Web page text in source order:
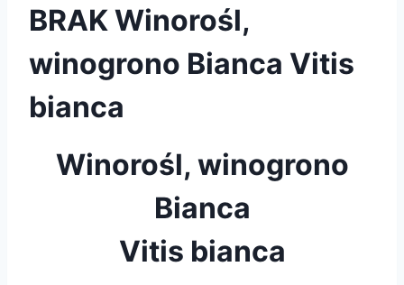
BRAK Winorośl,
winogrono Bianca Vitis
bianca
Winorośl, winogrono
Bianca
Vitis bianca